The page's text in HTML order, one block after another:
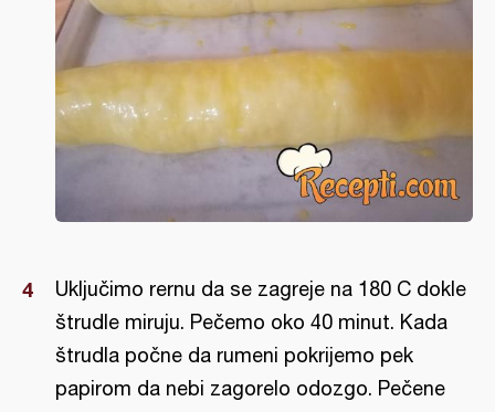
Uključimo rernu da se zagreje na 180 C dokle
štrudle miruju. Pečemo oko 40 minut. Kada
štrudla počne da rumeni pokrijemo pek
papirom da nebi zagorelo odozgo. Pečene